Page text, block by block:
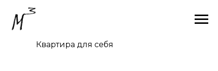
Квартира для себя